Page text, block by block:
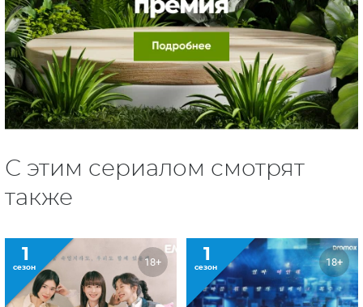
С этим сериалом смотрят
также
1
сезон 18+ 1
сезон 18+